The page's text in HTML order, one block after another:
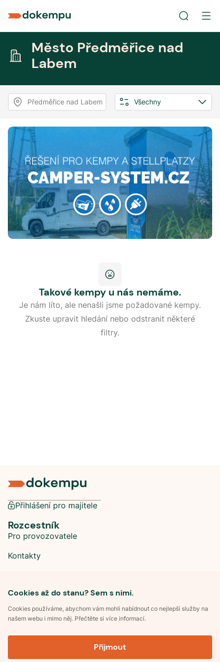
Město Předměřice nad
Labem
Předměřice nad Labem Všechny
Takové kempy u nás nemáme.
Je nám líto, ale nenašli jsme požadované kempy.
Zkuste upravit hledání nebo odstranit některé
filtry.
Cookies až do stanu? Sem s nimi.
Cookies používáme, abychom vám mohli nabídnout co nejlepší služby na
našem webu i mimo něj. Přečtěte si více informací.
Přijmout
Přihlášení pro majitele
Rozcestník
Pro provozovatele
Kontakty
Sociální sítě